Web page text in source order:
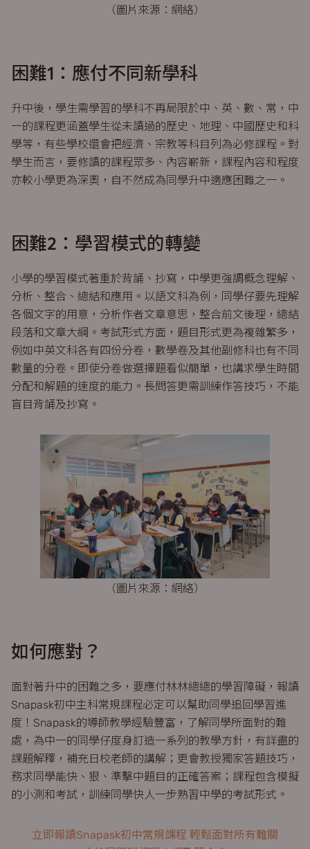
（圖片來源：網絡）
困難1：應付不同新學科
升中後，學生需學習的學科不再局限於中、英、數、常，中
一的課程更涵蓋學生從未讀過的歷史、地理、中國歷史和科
學等，有些學校還會把經濟、宗教等科目列為必修課程。對
學生而言，要修讀的課程眾多、內容嶄新，課程內容和程度
亦較小學更為深奧，自不然成為同學升中適應困難之一。
困難2：學習模式的轉變
小學的學習模式著重於背誦、抄寫，中學更強調概念理解、
分析、整合、總結和應用。以語文科為例，同學仔要先理解
各個文字的用意，分析作者文章意思，整合前文後理，總結
段落和文章大綱。考試形式方面，題目形式更為複雜繁多，
例如中英文科各有四份分卷，數學卷及其他副修科也有不同
數量的分卷。即使分卷做選擇題看似簡單，也講求學生時間
分配和解題的速度的能力。長問答更需訓練作答技巧，不能
盲目背誦及抄寫。
（圖片來源：網絡）
如何應對？
面對著升中的困難之多，要應付林林總總的學習障礙，報讀
Snapask初中主科常規課程必定可以幫助同學追回學習進
度！Snapask的導師教學經驗豐富，了解同學所面對的難
處，為中一的同學仔度身訂造一系列的教學方針，有詳盡的
課題解釋，補充日校老師的講解；更會教授獨家答題技巧，
務求同學能快、狠、準擊中題目的正確答案；課程包含模擬
的小測和考試，訓練同學快人一步熟習中學的考試形式。
立即報讀Snapask初中常規課程 輕鬆面對所有難關